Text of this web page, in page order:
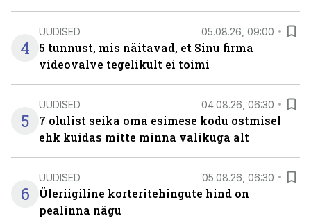
4
UUDISED 05.08.26, 09:00
5 tunnust, mis näitavad, et Sinu firma
videovalve tegelikult ei toimi
5
UUDISED 04.08.26, 06:30
7 olulist seika oma esimese kodu ostmisel
ehk kuidas mitte minna valikuga alt
6
UUDISED 05.08.26, 06:30
Üleriigiline korteritehingute hind on
pealinna nägu